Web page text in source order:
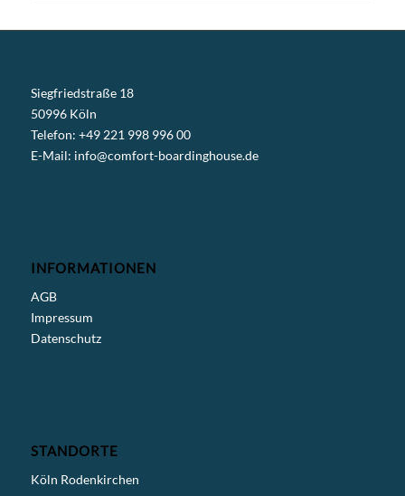
Siegfriedstraße 18
50996 Köln
Telefon: +49 221 998 996 00
E-Mail: info@comfort-boardinghouse.de
INFORMATIONEN
AGB
Impressum
Datenschutz
STANDORTE
Köln Rodenkirchen